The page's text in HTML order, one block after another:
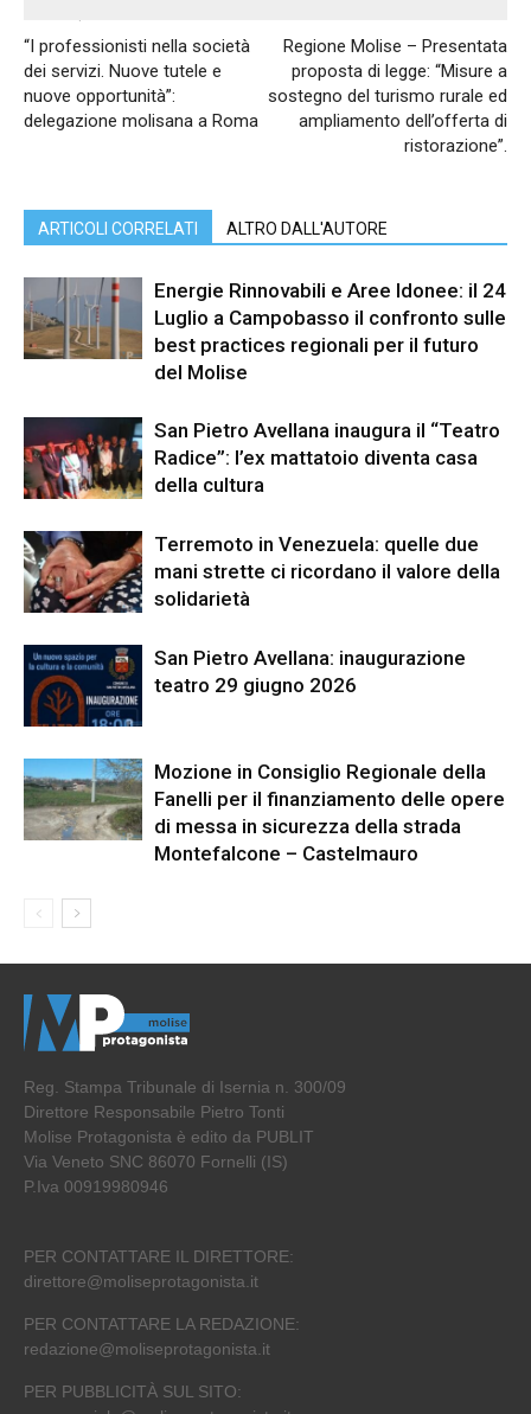
“I professionisti nella società
dei servizi. Nuove tutele e
nuove opportunità”:
delegazione molisana a Roma
Regione Molise – Presentata
proposta di legge: “Misure a
sostegno del turismo rurale ed
ampliamento dell’offerta di
ristorazione”.
ARTICOLI CORRELATI ALTRO DALL'AUTORE
Energie Rinnovabili e Aree Idonee: il 24
Luglio a Campobasso il confronto sulle
best practices regionali per il futuro
del Molise
San Pietro Avellana inaugura il “Teatro
Radice”: l’ex mattatoio diventa casa
della cultura
Terremoto in Venezuela: quelle due
mani strette ci ricordano il valore della
solidarietà
San Pietro Avellana: inaugurazione
teatro 29 giugno 2026
Mozione in Consiglio Regionale della
Fanelli per il finanziamento delle opere
di messa in sicurezza della strada
Montefalcone – Castelmauro
Reg. Stampa Tribunale di Isernia n. 300/09
Direttore Responsabile Pietro Tonti
Molise Protagonista è edito da PUBLIT
Via Veneto SNC 86070 Fornelli (IS)
P.Iva 00919980946
PER CONTATTARE IL DIRETTORE:
direttore@moliseprotagonista.it
PER CONTATTARE LA REDAZIONE:
redazione@moliseprotagonista.it
PER PUBBLICITÀ SUL SITO: